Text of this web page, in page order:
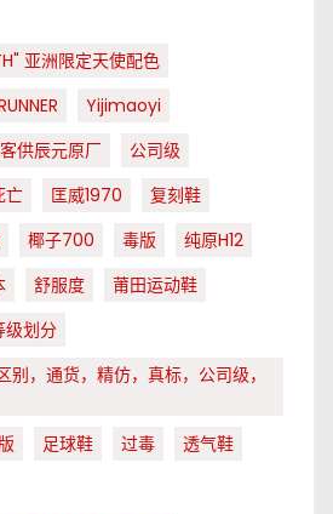
亚洲限定天使配色
Yijimaoyi
供辰元原厂
公司级
亡 匡威1970
复刻鞋
椰子700 毒版
纯原H12
舒服度
莆田运动鞋
级划分
，通货，精仿，真标，公司级，
足球鞋 过毒
透气鞋